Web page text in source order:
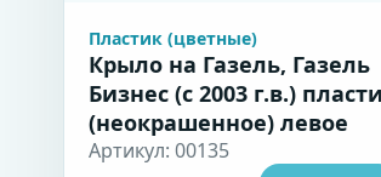
Пластик (цветные)
Крыло на Газель, Газель
Бизнес (с 2003 г.в.)
(неокрашенное) левое
Артикул: 00135